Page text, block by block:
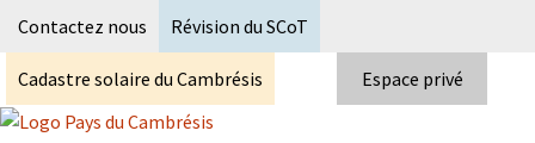
Contactez nous Révision du SCoT
Cadastre solaire du Cambrésis Espace privé